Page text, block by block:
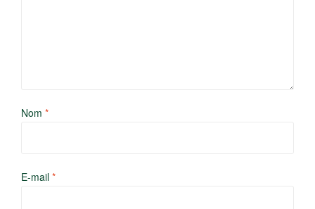
Nom *
E-mail *